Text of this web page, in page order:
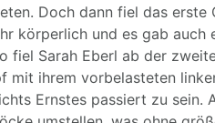
Doch dann fiel das
körperlich und es gab auch
fiel Sarah Eberl ab der
mit ihrem vorbelasteten
Ernstes passiert zu sein.